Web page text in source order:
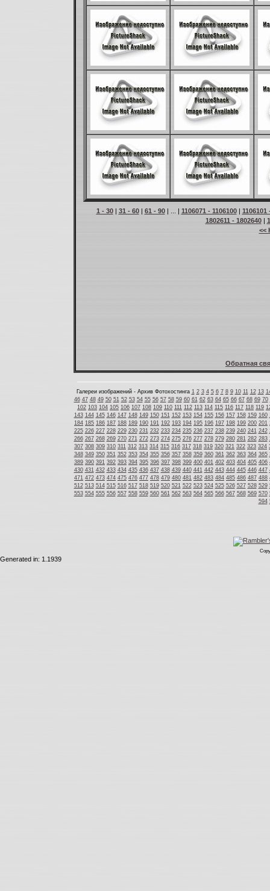
1 - 30| 31 - 60| 61 - 90| ... | 1106071 - 1106100| 1106101
1802611 - 1802640|
<<
Обратная
Галереи изображений - Архив Фотохостинга 1 2 3 4 5 6 7 8 9 10 11 12 13
46 47 48 49 50 51 52 53 54 55 56 57 58 59 60 61 62 63 64 65 66 67 68 69 70
102 103 104 105 106 107 108 109 110 111 112 113 114 115 116 117 118 119
143 144 145 146 147 148 149 150 151 152 153 154 155 156 157 158 159 160
184 185 186 187 188 189 190 191 192 193 194 195 196 197 198 199 200 201
225 226 227 228 229 230 231 232 233 234 235 236 237 238 239 240 241 242
266 267 268 269 270 271 272 273 274 275 276 277 278 279 280 281 282 283
307 308 309 310 311 312 313 314 315 316 317 318 319 320 321 322 323 324
348 349 350 351 352 353 354 355 356 357 358 359 360 361 362 363 364 365
389 390 391 392 393 394 395 396 397 398 399 400 401 402 403 404 405 406
430 431 432 433 434 435 436 437 438 439 440 441 442 443 444 445 446 447
471 472 473 474 475 476 477 478 479 480 481 482 483 484 485 486 487 488
512 513 514 515 516 517 518 519 520 521 522 523 524 525 526 527 528 529
553 554 555 556 557 558 559 560 561 562 563 564 565 566 567 568 569 570
594
Generated in: 1.1939